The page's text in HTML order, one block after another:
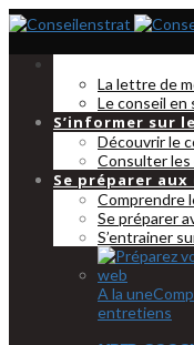
La lettre de
Le conseil
S’informer sur
Découvrir le
Consulter les
Se préparer
Comprendre
Se préparer
S’entrainer
A la une
entretiens